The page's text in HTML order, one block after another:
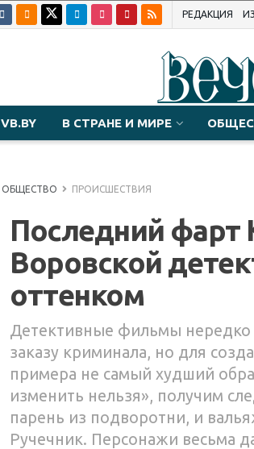
РЕДАКЦИЯ
VB.BY В СТРАНЕ И МИРЕ
ОБЩЕСТВО ПРОИСШЕСТВИЯ
Последний фарт
Воровской
оттенком
Детективные фильмы нередко
заказу криминала, но для
примера не самый худший
изменить нельзя», получим
парень из подворотни, и
Ручечник. Персонажи весьма